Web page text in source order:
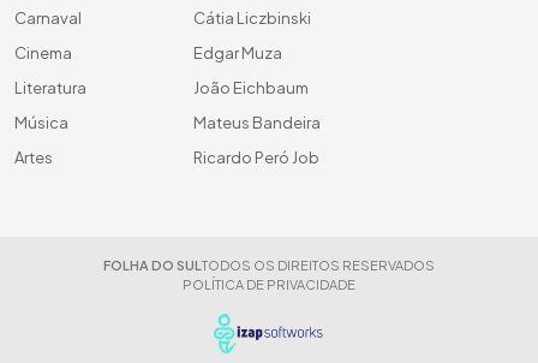
Carnaval
Cinema
Literatura
Música
Artes
Cátia Liczbinski
Edgar Muza
João Eichbaum
Mateus Bandeira
Ricardo Peró Job
FOLHA DO SUL TODOS OS DIREITOS RESERVADOS
POLÍTICA DE PRIVACIDADE